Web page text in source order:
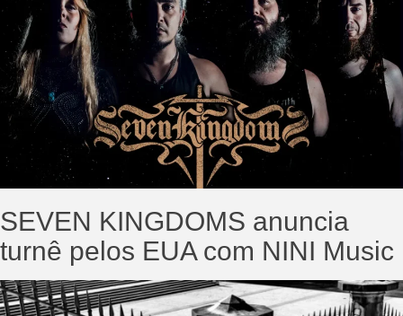
SEVEN KINGDOMS anuncia
turnê pelos EUA com NINI Music